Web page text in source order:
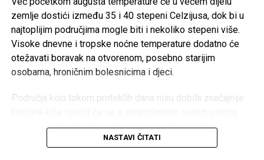
zemlje dostići između 35 i 40 stepeni Celzijusa, dok bi u
najtoplijim područjima mogle biti i nekoliko stepeni više.
Visoke dnevne i tropske noćne temperature dodatno će
otežavati boravak na otvorenom, posebno starijim
osobama, hroničnim bolesnicima i djeci.
Područja koja tokom proteklih dana nisu dobila značajnije
Dugotrajan izostanak padavina mogao bi izazvati ozbiljne
posljedice za poljoprivredu, vodotokove i povećati rizik od
NASTAVI ČITATI